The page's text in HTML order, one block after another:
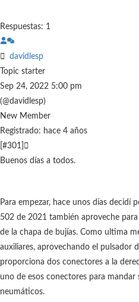
Respuestas: 1
davidlesp
Topic starter
Sep 24, 2022 5:00 pm
(@davidlesp)
New Member
Registrado: hace 4 años
[#301]
Buenos días a todos.
Para empezar, hace unos días decidí
502 de 2021 también aproveche
de la chapa de bujías. Como ultima
auxiliares, aprovechando el pulsador
proporciona dos conectores a la
uno de esos conectores para mandar
neumáticos.